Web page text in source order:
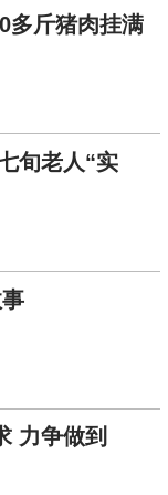
多斤猪肉挂满
旬老人“实
力争做到